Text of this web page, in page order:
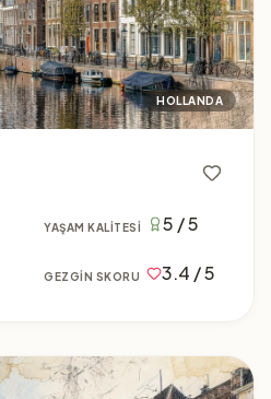
HOLLANDA
YAŞAM KALITESI 5 / 5
GEZGIN SKORU 3.4 / 5